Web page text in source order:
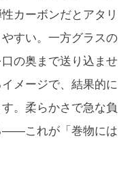
カーボンだとアタリ
すい。一方グラスの
の奥まで送り込ませ
メージで、結果的に
。柔らかさで急な負
——これが「巻物には